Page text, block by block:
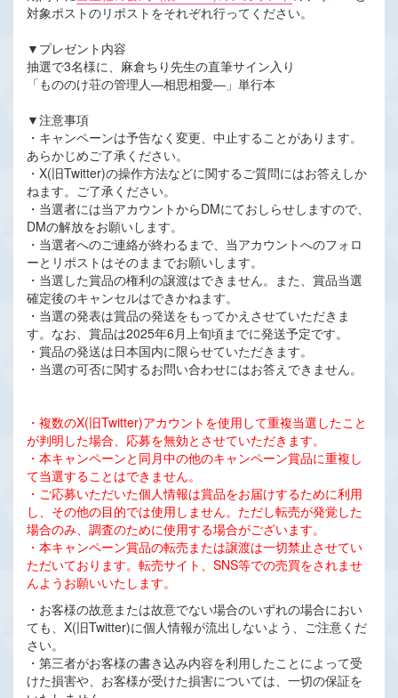
対象ポストのリポストをそれぞれ行ってください。
▼プレゼント内容
抽選で3名様に、麻倉ちり先生の直筆サイン入り
「もののけ荘の管理人―相思相愛―」単行本
▼注意事項
・キャンペーンは予告なく変更、中止することがあります。
あらかじめご了承ください。
・X(旧Twitter)の操作方法などに関するご質問にはお答えしか
ねます。ご了承ください。
・当選者には当アカウントからDMにておしらせしますので、
DMの解放をお願いします。
・当選者へのご連絡が終わるまで、当アカウントへのフォロ
ーとリポストはそのままでお願いします。
・当選した賞品の権利の譲渡はできません。また、賞品当選
確定後のキャンセルはできかねます。
・当選の発表は賞品の発送をもってかえさせていただきま
す。なお、賞品は2025年6月上旬頃までに発送予定です。
・賞品の発送は日本国内に限らせていただきます。
・当選の可否に関するお問い合わせにはお答えできません。
・複数のX(旧Twitter)アカウントを使用して重複当選したこと
が判明した場合、応募を無効とさせていただきます。
・本キャンペーンと同月中の他のキャンペーン賞品に重複し
て当選することはできません。
・ご応募いただいた個人情報は賞品をお届けするために利用
し、その他の目的では使用しません。ただし転売が発覚した
場合のみ、調査のために使用する場合がございます。
・本キャンペーン賞品の転売または譲渡は一切禁止させてい
ただいております。転売サイト、SNS等での売買をされませ
んようお願いいたします。
・お客様の故意または故意でない場合のいずれの場合におい
ても、X(旧Twitter)に個人情報が流出しないよう、ご注意くだ
さい。
・第三者がお客様の書き込み内容を利用したことによって受
けた損害や、お客様が受けた損害については、一切の保証を